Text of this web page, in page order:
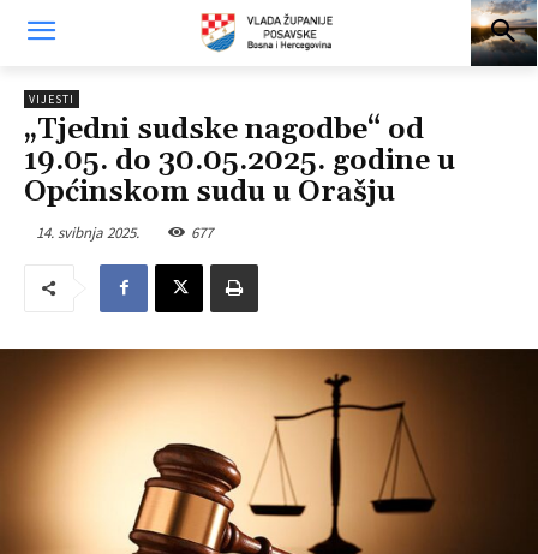
VIJESTI
„Tjedni sudske nagodbe“ od
19.05. do 30.05.2025. godine u
Općinskom sudu u Orašju
14. svibnja 2025. 677